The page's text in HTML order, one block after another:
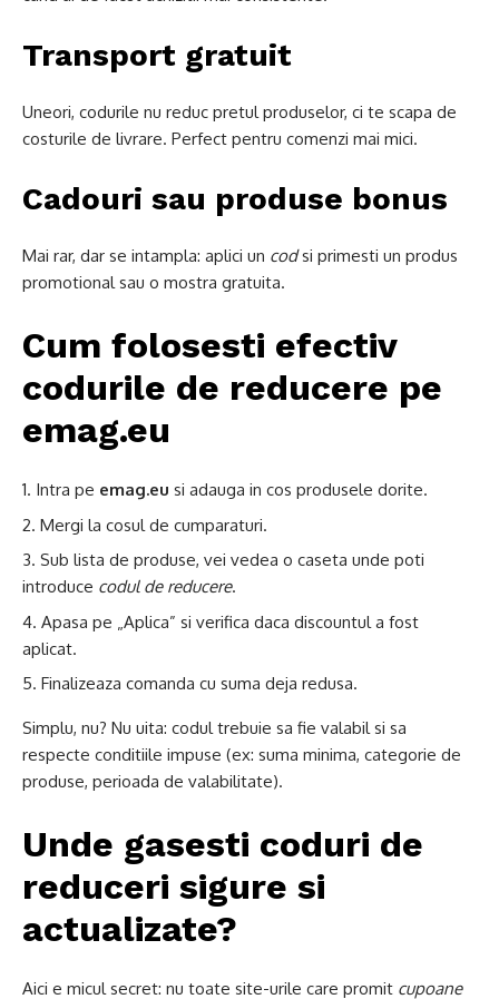
Transport gratuit
Uneori, codurile nu reduc pretul produselor, ci te scapa de
costurile de livrare. Perfect pentru comenzi mai mici.
Cadouri sau produse bonus
Mai rar, dar se intampla: aplici un codsi primesti un produs
promotional sau o mostra gratuita.
Cum folosesti efectiv
codurile de reducere pe
emag.eu
Intra pe emag.eu si adauga in cos produsele dorite.
Mergi la cosul de cumparaturi.
Sub lista de produse, vei vedea o caseta unde poti
introduce codul de reducere.
Apasa pe „Aplica” si verifica daca discountul a fost
aplicat.
Finalizeaza comanda cu suma deja redusa.
Simplu, nu? Nu uita: codul trebuie sa fie valabil si sa
respecte conditiile impuse (ex: suma minima, categorie de
produse, perioada de valabilitate).
Unde gasesti coduri de
reduceri sigure si
actualizate?
Aici e micul secret: nu toate site-urile care promit cupoane